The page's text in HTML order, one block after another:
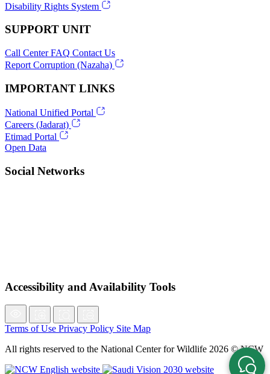
Disability Rights System
SUPPORT UNIT
Call Center FAQ Contact Us
Report Corruption (Nazaha)
IMPORTANT LINKS
National Unified Portal
Careers (Jadarat)
Etimad Portal
Open Data
Social Networks
Accessibility and Availability Tools
Terms of Use Privacy Policy Site Map
All rights reserved to the National Center for Wildlife 2026 © NCW